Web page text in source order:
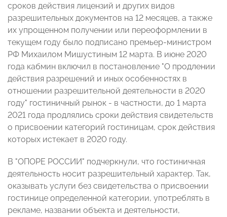
сроков действия лицензий и других видов
разрешительных документов на 12 месяцев, а также
их упрощенном получении или переоформлении в
текущем году было подписано премьер-министром
РФ Михаилом Мишустиным 12 марта. В июне 2020
года кабмин включил в постановление "О продлении
действия разрешений и иных особенностях в
отношении разрешительной деятельности в 2020
году" гостиничный рынок - в частности, до 1 марта
2021 года продлялись сроки действия свидетельств
о присвоении категорий гостиницам, срок действия
которых истекает в 2020 году.
В "ОПОРЕ РОССИИ" подчеркнули, что гостиничная
деятельность носит разрешительный характер. Так,
оказывать услуги без свидетельства о присвоении
гостинице определенной категории, употреблять в
рекламе, названии объекта и деятельности,